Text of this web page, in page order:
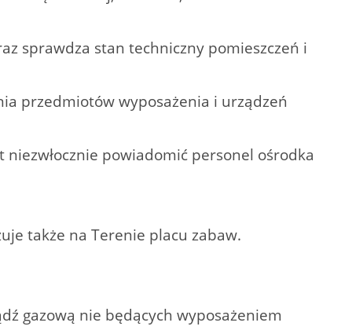
sprawdza stan techniczny pomieszczeń i
przedmiotów wyposażenia i urządzeń
powiadomić personel ośrodka
także na Terenie placu zabaw.
gazową nie będących wyposażeniem